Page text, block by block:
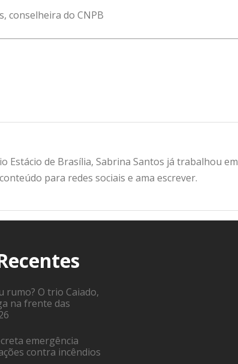
conselheira do CNPB
Estácio de Brasília, Sabrina Santos já trabalhou em
para redes sociais e ama escrever.
rumo? O trio Caiado,
na frente das
emergência
contra incêndios